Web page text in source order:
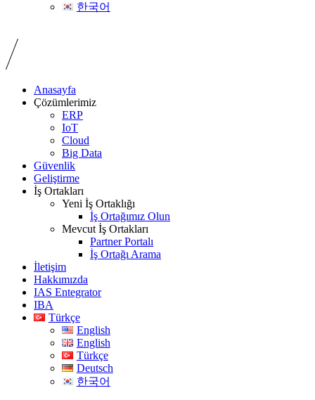
한국어
Anasayfa
Çözümlerimiz
ERP
IoT
Cloud
Big Data
Güvenlik
Geliştirme
İş Ortakları
Yeni İş Ortaklığı
İş Ortağımız Olun
Mevcut İş Ortakları
Partner Portalı
İş Ortağı Arama
İletişim
Hakkımızda
IAS Entegrator
IBA
Türkçe
English
English
Türkçe
Deutsch
한국어